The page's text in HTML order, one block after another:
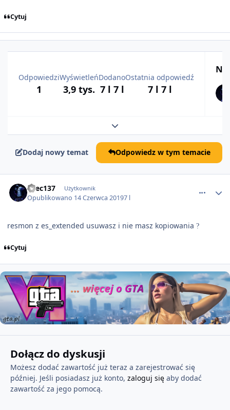
Cytuj
Odpowiedzi
1
Wyświetleń
3,9 tys.
Dodano
7 l 7 l
Ostatnia odpowiedź
7 l 7 l
Rozwiń podsumowanie tematu
Dodaj nowy temat Odpowiedz w tym temacie
exec137 Użytkownik
Opublikowano 14 Czerwca 20197 l
resmon z es_extended usuwasz i nie masz kopiowania ?
Cytuj
Dołącz do dyskusji
Możesz dodać zawartość już teraz a zarejestrować się
później. Jeśli posiadasz już konto, zaloguj sięaby dodać
zawartość za jego pomocą.